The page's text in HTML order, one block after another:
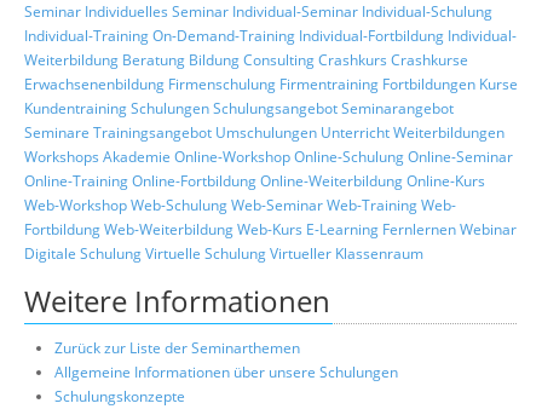
Seminar Individuelles Seminar Individual-Seminar Individual-Schulung
Individual-TrainingOn-Demand-Training Individual-Fortbildung Individual-
Weiterbildung Beratung BildungConsultingCrashkurs Crashkurse
Erwachsenenbildung Firmenschulung Firmentraining Fortbildungen Kurse
KundentrainingSchulungenSchulungsangebotSeminarangebot
Seminare Trainingsangebot Umschulungen UnterrichtWeiterbildungen
Workshops Akademie Online-WorkshopOnline-SchulungOnline-Seminar
Online-TrainingOnline-FortbildungOnline-WeiterbildungOnline-Kurs
Web-WorkshopWeb-SchulungWeb-SeminarWeb-TrainingWeb-
FortbildungWeb-WeiterbildungWeb-Kurs E-Learning FernlernenWebinar
Digitale SchulungVirtuelle SchulungVirtueller Klassenraum
Weitere Informationen
Zurück zur Liste der Seminarthemen
Allgemeine Informationen über unsere Schulungen
Schulungskonzepte